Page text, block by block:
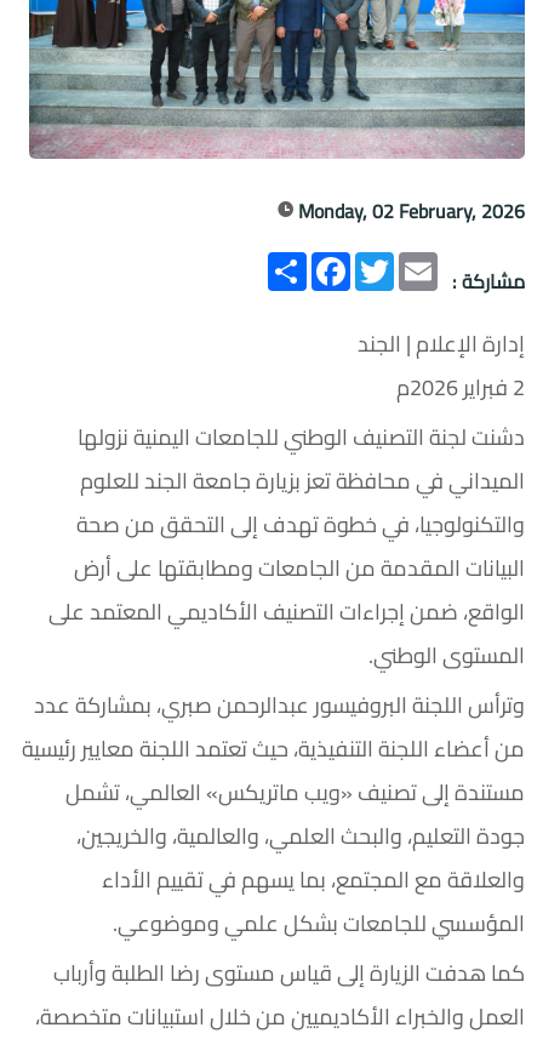
Monday, 02 February, 2026
مشاركة :
انشر
FacebookTwitter Email
إدارة الإعلام | الجند
2 فبراير 2026م
دشنت لجنة التصنيف الوطني للجامعات اليمنية نزولها
الميداني في محافظة تعز بزيارة جامعة الجند للعلوم
والتكنولوجيا، في خطوة تهدف إلى التحقق من صحة
البيانات المقدمة من الجامعات ومطابقتها على أرض
الواقع، ضمن إجراءات التصنيف الأكاديمي المعتمد على
المستوى الوطني.
وترأس اللجنة البروفيسور عبدالرحمن صبري، بمشاركة عدد
من أعضاء اللجنة التنفيذية، حيث تعتمد اللجنة معايير رئيسية
مستندة إلى تصنيف «ويب ماتريكس» العالمي، تشمل
جودة التعليم، والبحث العلمي، والعالمية، والخريجين،
والعلاقة مع المجتمع، بما يسهم في تقييم الأداء
المؤسسي للجامعات بشكل علمي وموضوعي.
كما هدفت الزيارة إلى قياس مستوى رضا الطلبة وأرباب
العمل والخبراء الأكاديميين من خلال استبيانات متخصصة،